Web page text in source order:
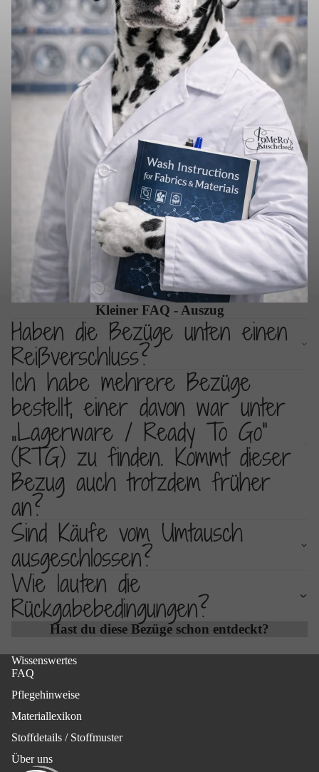
Kleiner FAQ - Auszug
Haben die Bezüge unten einen
Reißverschluss?
Ich habe mehrere Bezüge
bestellt, einer davon war unter
„Lagerware / Ready To Go“
(RTG) zu finden. Kommt dieser
Bezug auch trotzdem früher
an?
Sind Käufe vom Umtausch
ausgeschlossen?
Wie lauten die
Rückgabebedingungen?
Hast du diese Bezüge schon entdeckt?
Wissenswertes
FAQ
Pflegehinweise
Materiallexikon
Stoffdetails / Stoffmuster
Über uns